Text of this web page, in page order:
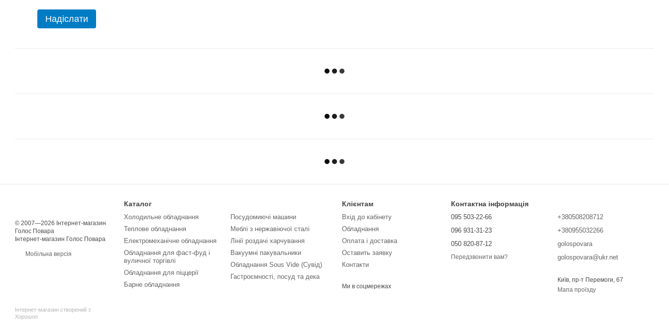
Надіслати
© 2007—2026 Інтернет-магазин
Голос Повара
Інтернет-магазин Голос Повара
Мобільна версія
Інтернет-магазин створений з
Хорошоп
Каталог
Холодильне обладнання
Теплове обладнання
Електромеханічне обладнання
Обладнання для фаст-фуд і
вуличної торгівлі
Обладнання для піццерії
Барне обладнання
Посудомиючі машини
Меблі з нержавіючої сталі
Лінії роздачі харчування
Вакуумні пакувальники
Обладнання Sous Vide (Сувід)
Гастроємності, посуд та дека
Клієнтам
Вхід до кабінету
Обладнання
Оплата і доставка
Оставить заявку
Контакти
Ми в соцмережах
Контактна інформація
095 503-22-66
096 931-31-23
050 820-87-12
Передзвонити вам?
+380508208712
+380955032266
golospovara
golospovara@ukr.net
Київ, пр-т Перемоги, 67
Мапа проїзду